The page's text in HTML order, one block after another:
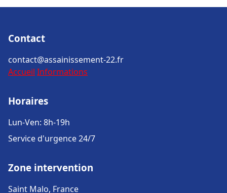
Contact
contact@assainissement-22.fr
Accueil Informations
Horaires
Lun-Ven: 8h-19h
Service d'urgence 24/7
Zone intervention
Saint Malo, France